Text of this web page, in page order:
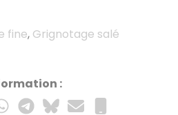
fine, Grignotage salé
: